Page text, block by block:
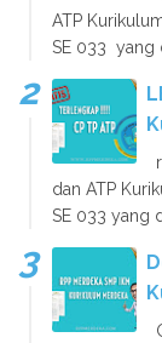
ATP
SE 033 yang
dan ATP
SE 033 yang